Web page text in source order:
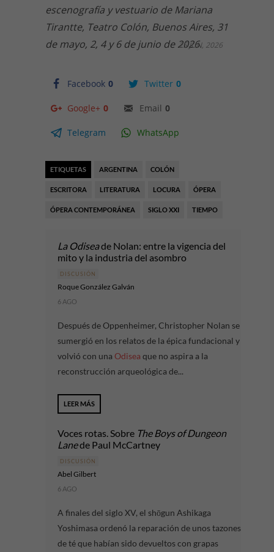
escenografía y vestuario de Mariana
Tirantte, Teatro Colón, Buenos Aires, 31
de mayo, 2, 4 y 6 de junio de 2026.
Facebook 0 Twitter 0
Google+ 0 Email 0
Telegram WhatsApp
25 JUN, 2026
ETIQUETAS ARGENTINA COLÓN
ESCRITORA LITERATURA LOCURA ÓPERA
ÓPERA CONTEMPORÁNEA SIGLO XXI TIEMPO
La Odiseade Nolan: entre la vigencia del
mito y la industria del asombro
DISCUSIÓN
Roque González Galván
6 AGO
Después de Oppenheimer, Christopher Nolan se
sumergió en los relatos de la épica fundacional y
volvió con una Odisea que no aspira a la
reconstrucción arqueológica de...
LEER MÁS
Voces rotas. Sobre The Boys of Dungeon
Lanede Paul McCartney
DISCUSIÓN
Abel Gilbert
6 AGO
A finales del siglo XV, el shōgun Ashikaga
Yoshimasa ordenó la reparación de unos tazones
de té que habían sido devueltos con grapas